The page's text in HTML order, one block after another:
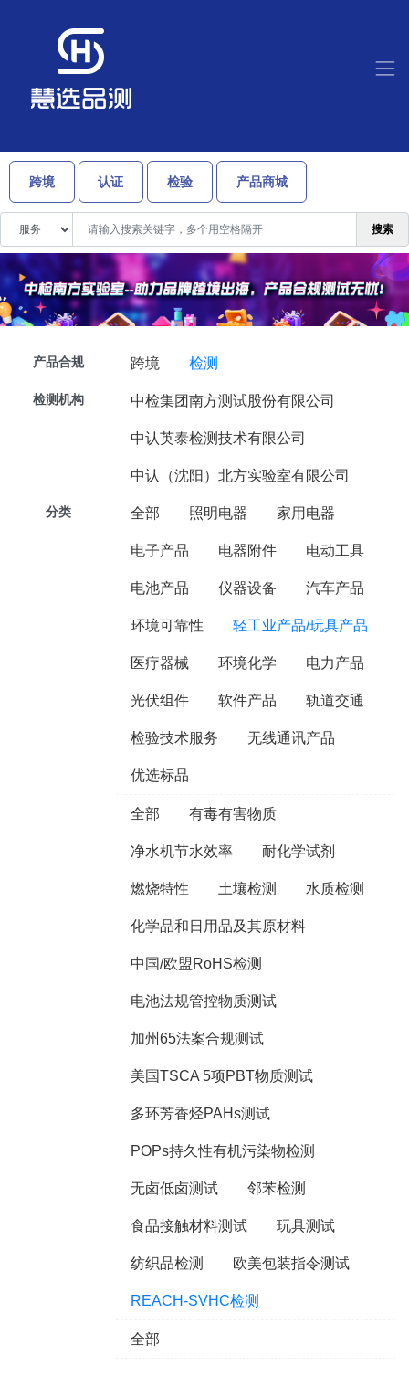
跨境 认证 检验 产品商城
搜索
产品合规 跨境 检测
检测机构 中检集团南方测试股份有限公司
中认英泰检测技术有限公司
中认（沈阳）北方实验室有限公司
分类 全部 照明电器 家用电器
电子产品 电器附件 电动工具
电池产品 仪器设备 汽车产品
环境可靠性 轻工业产品/玩具产品
医疗器械 环境化学 电力产品
光伏组件 软件产品 轨道交通
检验技术服务 无线通讯产品
优选标品
全部 有毒有害物质
净水机节水效率 耐化学试剂
燃烧特性 土壤检测 水质检测
化学品和日用品及其原材料
中国/欧盟RoHS检测
电池法规管控物质测试
加州65法案合规测试
美国TSCA 5项PBT物质测试
多环芳香烃PAHs测试
POPs持久性有机污染物检测
无卤低卤测试 邻苯检测
食品接触材料测试 玩具测试
纺织品检测 欧美包装指令测试
REACH-SVHC检测
全部